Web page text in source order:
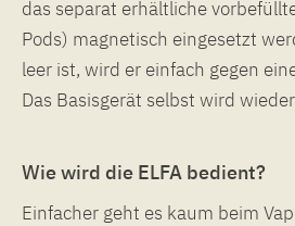
das separat erhältliche
Pods) magnetisch eingesetzt
leer ist, wird er einfach gegen
Das Basisgerät selbst wird
Wie wird die ELFA bedient?
Einfacher geht es kaum beim